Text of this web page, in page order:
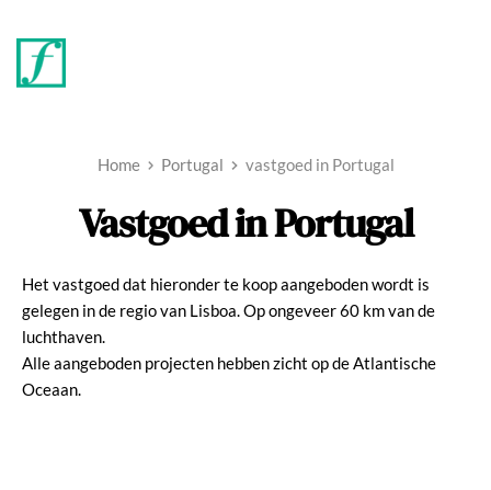
Home Portugal vastgoed in Portugal
Vastgoed in Portugal
Het vastgoed dat hieronder te koop aangeboden wordt is
gelegen in de regio van Lisboa. Op ongeveer 60 km van de
luchthaven.
Alle aangeboden projecten hebben zicht op de Atlantische
Oceaan.